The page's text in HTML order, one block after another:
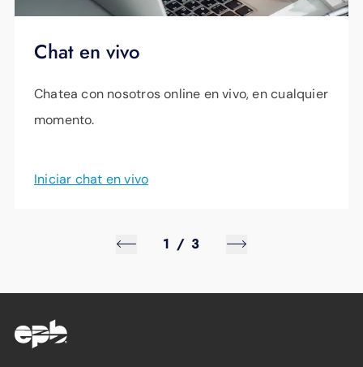
Chat en vivo
Chatea con nosotros online en vivo, en cualquier
momento.
Iniciar chat en vivo
1 / 3